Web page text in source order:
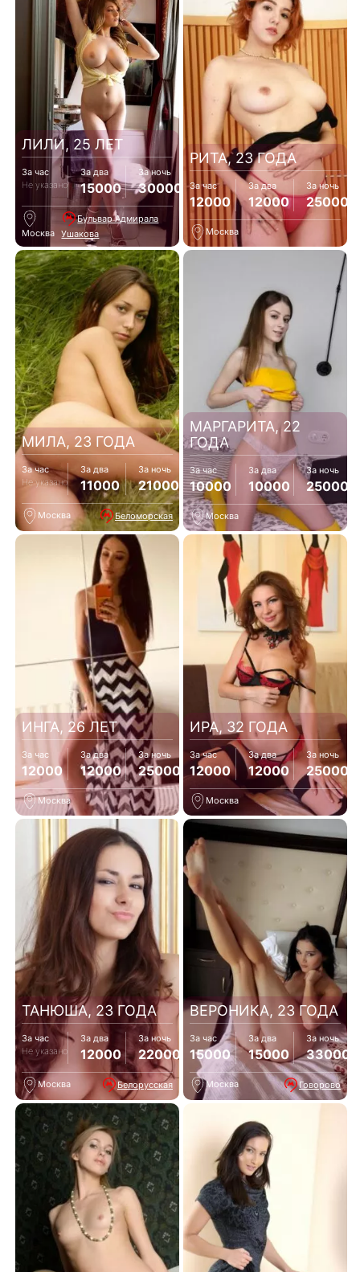
ЛИЛИ, 25 ЛЕТ
За час
Не указано
За два
15000
За ночь
30000
Москва
Бульвар Адмирала
Ушакова
РИТА, 23 ГОДА
За час
12000
За два
12000
За ночь
25000
Москва
МИЛА, 23 ГОДА
За час
Не указано
За два
11000
За ночь
21000
Москва Беломорская
МАРГАРИТА, 22
ГОДА
За час
10000
За два
10000
За ночь
25000
Москва
ИНГА, 26 ЛЕТ
За час
12000
За два
12000
За ночь
25000
Москва
ИРА, 32 ГОДА
За час
12000
За два
12000
За ночь
25000
Москва
ТАНЮША, 23 ГОДА
За час
Не указано
За два
12000
За ночь
22000
Москва Белорусская
ВЕРОНИКА, 23 ГОДА
За час
15000
За два
15000
За ночь
33000
Москва Говорово